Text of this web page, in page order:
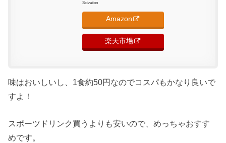
Scivation
Amazon
楽天市場
味はおいしいし、1食約50円なのでコスパもかなり良いで
すよ！
スポーツドリンク買うよりも安いので、めっちゃおすす
めです。